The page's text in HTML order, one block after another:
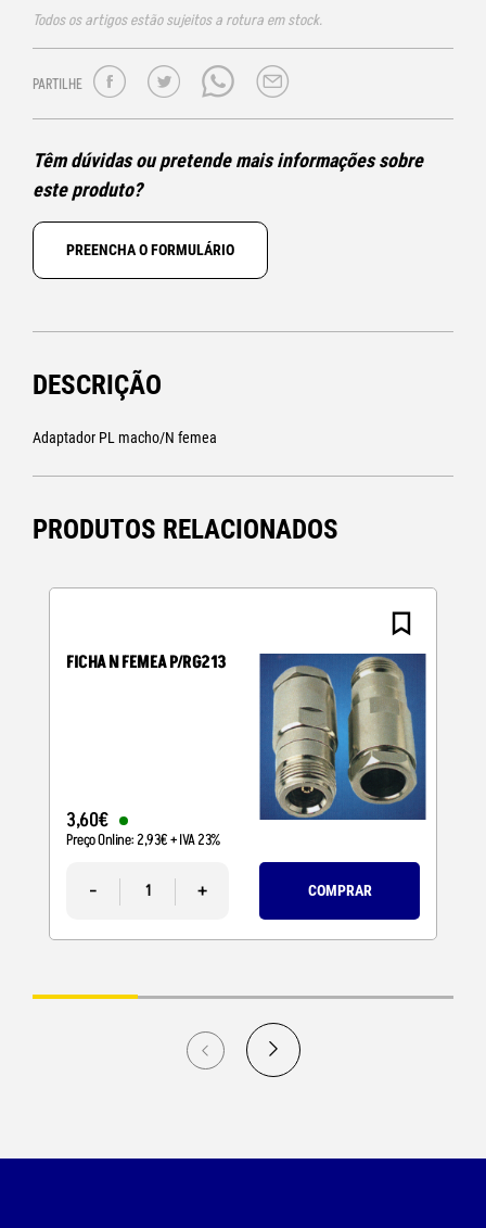
Todos os artigos estão sujeitos a rotura em stock.
PARTILHE
Têm dúvidas ou pretende mais informações sobre
este produto?
PREENCHA O FORMULÁRIO
DESCRIÇÃO
Adaptador PL macho/N femea
PRODUTOS RELACIONADOS
FICHA N FEMEA P/RG213
3,60€
Preço Online: 2,93€+ IVA 23%
- + COMPRAR